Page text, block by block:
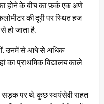
होने के बीच का फ़र्क एक अणे
की दूरी पर स्थित हज
हो जाता है.
उनमें से आधे से अधिक
का प्राथमिक विद्यालय काले
सड़क पर थे. कुछ स्वयंसेवी राहत